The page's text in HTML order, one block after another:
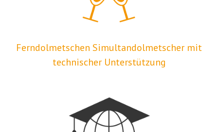
Ferndolmetschen Simultandolmetscher mit
technischer Unterstützung